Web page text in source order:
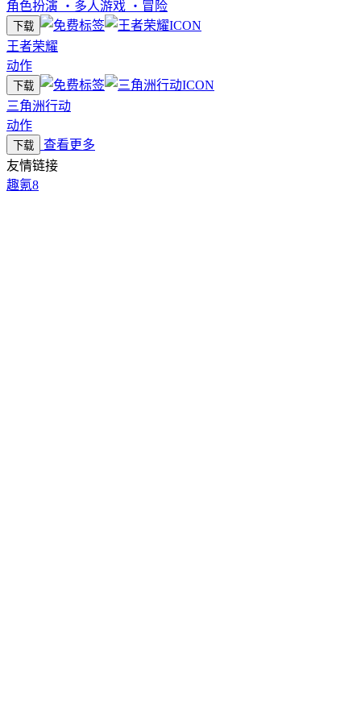
角色扮演 ・ 多人游戏 ・ 冒险
下载
王者荣耀
动作
下载
三角洲行动
动作
下载
查看更多
友情链接
趣氪8